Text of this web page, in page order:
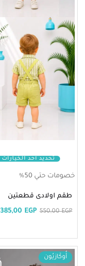
تحديد أحد الخيارات
خصومات حتي 50%
طقم اولادى قطعتين
550,00EGP
385,00 EGP
أُوكَازيُون